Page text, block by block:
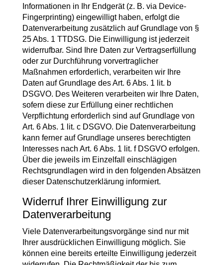
Informationen in Ihr Endgerät (z. B. via Device-
Fingerprinting) eingewilligt haben, erfolgt die
Datenverarbeitung zusätzlich auf Grundlage von §
25 Abs. 1 TTDSG. Die Einwilligung ist jederzeit
widerrufbar. Sind Ihre Daten zur Vertragserfüllung
oder zur Durchführung vorvertraglicher
Maßnahmen erforderlich, verarbeiten wir Ihre
Daten auf Grundlage des Art. 6 Abs. 1 lit. b
DSGVO. Des Weiteren verarbeiten wir Ihre Daten,
sofern diese zur Erfüllung einer rechtlichen
Verpflichtung erforderlich sind auf Grundlage von
Art. 6 Abs. 1 lit. c DSGVO. Die Datenverarbeitung
kann ferner auf Grundlage unseres berechtigten
Interesses nach Art. 6 Abs. 1 lit. f DSGVO erfolgen.
Über die jeweils im Einzelfall einschlägigen
Rechtsgrundlagen wird in den folgenden Absätzen
dieser Datenschutzerklärung informiert.
Widerruf Ihrer Einwilligung zur
Datenverarbeitung
Viele Datenverarbeitungsvorgänge sind nur mit
Ihrer ausdrücklichen Einwilligung möglich. Sie
können eine bereits erteilte Einwilligung jederzeit